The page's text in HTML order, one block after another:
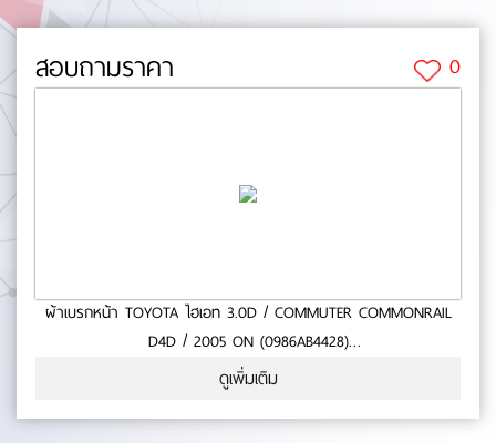
สอบถามราคา 0
ผ้าเบรกหน้า TOYOTA ไฮเอท 3.0D / COMMUTER COMMONRAIL
D4D / 2005 ON (0986AB4428)
D4D / 2005 ON- สินค้าคุณภาพ- มาตารฐาน BOSCH- หนา
(mm.):0- ยาว (mm.):0- กว้าง (mm.):0 No.0-65-26
ดูเพิ่มเติม